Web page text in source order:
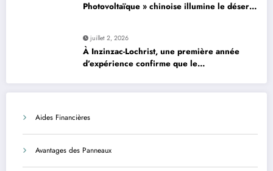
Photovoltaïque » chinoise illumine le désert
juillet 2, 2026
À Inzinzac-Lochrist, une première année
d’expérience confirme que le
Aides Financières
Avantages des Panneaux